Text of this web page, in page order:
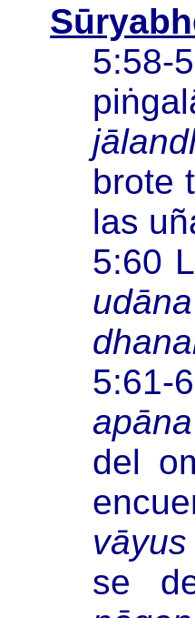
brote
las
5:60
udāna
5:61-
apāna
del
vāyus
se